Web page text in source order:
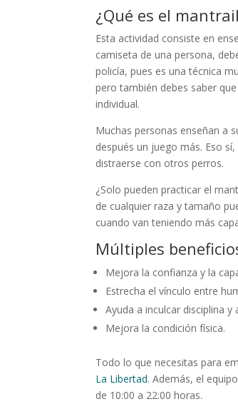
¿Qué es el
Esta actividad consiste en
camiseta de una persona,
policía, pues es una técnica
pero también debes saber
individual.
Muchas personas enseñan a
después un juego más. Eso
distraerse con otros perros.
¿Solo pueden practicar el
de cualquier raza y tamaño
cuando van teniendo más
Múltiples
Mejora la confianza y la
Estrecha el vínculo entre
Ayuda a inculcar disciplina
Mejora la condición física.
Todo lo que necesitas para
La Libertad. Además, el
de 10:00 a 22:00 horas.